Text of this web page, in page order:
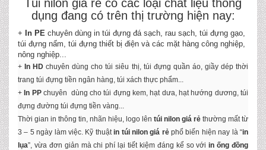
Túi nilon giá rẻ có các loại chất liệu thông
dụng đang có trên thị trường hiện nay:
+ In PE chuyên dùng in túi đựng đá sạch, rau sạch, túi đựng gạo,
túi đựng nấm, túi đựng thiết bị điện và các mặt hàng công nghiệp,
nông nghiệp...
+In HD chuyên dùng cho túi siêu thị, túi đựng quần áo, giầy dép thời
trang túi đựng tiền ngân hàng, túi xách thực phẩm...
+In PPchuyên dùng cho túi đựng kem, hạt dưa, hạt hướng dương, túi
đựng đường túi đựng tiền vàng...
Thời gian in thông tin, nhãn hiệu, logo lên túi nilon giá rẻ thường mất từ
3 – 5 ngày làm việc. Kỹ thuậtin túi nilon giá rẻphổ biến hiện nay là “in
lụa”, vừa đơn giản mà chi phí lại tiết kiệm đáng kể so vớiin ống đồng